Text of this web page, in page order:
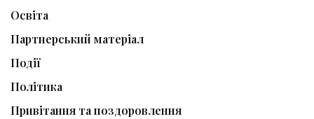
Освіта
Партнерський матеріал
Події
Політика
Привітання та поздоровлення